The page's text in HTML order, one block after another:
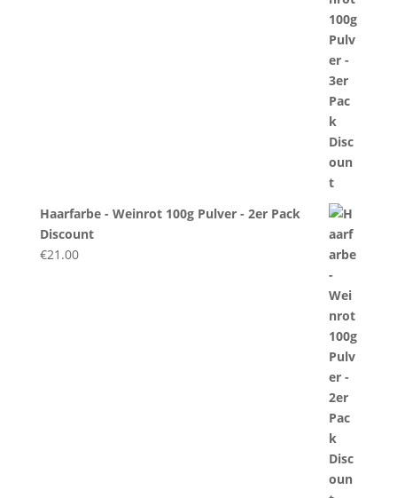
Haarfarbe - Weinrot 100g Pulver - 2er Pack
Discount
€21.00